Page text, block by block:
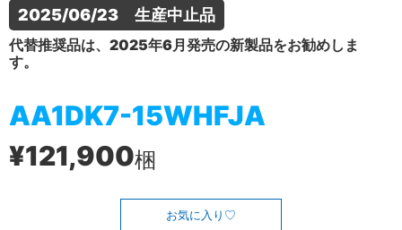
2025/06/23　生産中止品
代替推奨品は、2025年6月発売の新製品をお勧めしま
す。
AA1DK7-15WHFJA
¥121,900梱
お気に入り